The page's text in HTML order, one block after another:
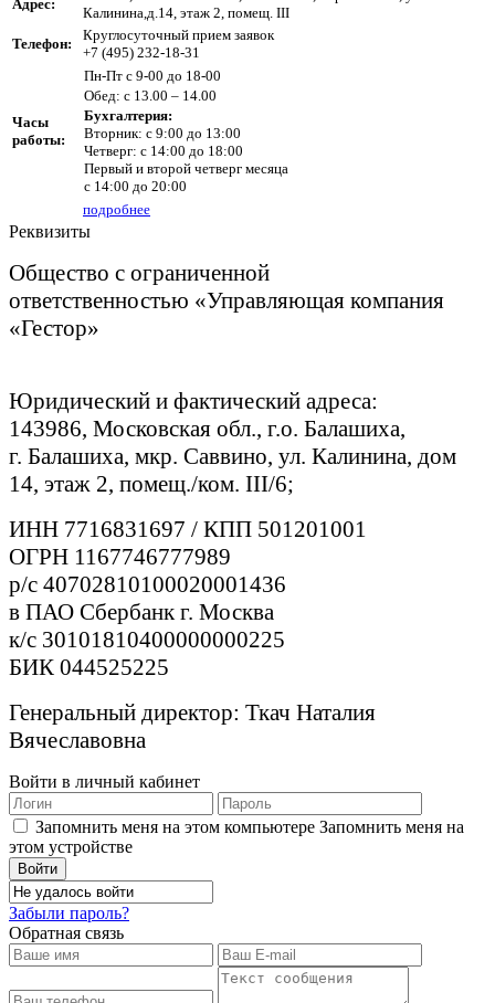
Адрес:
Калинина,д.14, этаж 2, помещ. III
Телефон:
Круглосуточный прием заявок
+7 (495) 232-18-31
Часы
работы:
Пн-Пт с 9-00 до 18-00
Обед: с 13.00 – 14.00
Бухгалтерия:
Вторник: с 9:00 до 13:00
Четверг: с 14:00 до 18:00
Первый и второй четверг месяца
с 14:00 до 20:00
подробнее
Реквизиты
Общество с ограниченной
ответственностью «Управляющая компания
«Гестор»
Юридический и фактический адреса:
143986, Московская обл., г.о. Балашиха,
г. Балашиха, мкр. Саввино, ул. Калинина, дом
14, этаж 2, помещ./ком. III/6;
ИНН 7716831697 / КПП 501201001
ОГРН 1167746777989
р/с 40702810100020001436
в ПАО Сбербанк г. Москва
к/с 30101810400000000225
БИК 044525225
Генеральный директор: Ткач Наталия
Вячеславовна
Войти в личный кабинет
Запомнить меня на этом компьютере Запомнить меня на
этом устройстве
Забыли пароль?
Обратная связь